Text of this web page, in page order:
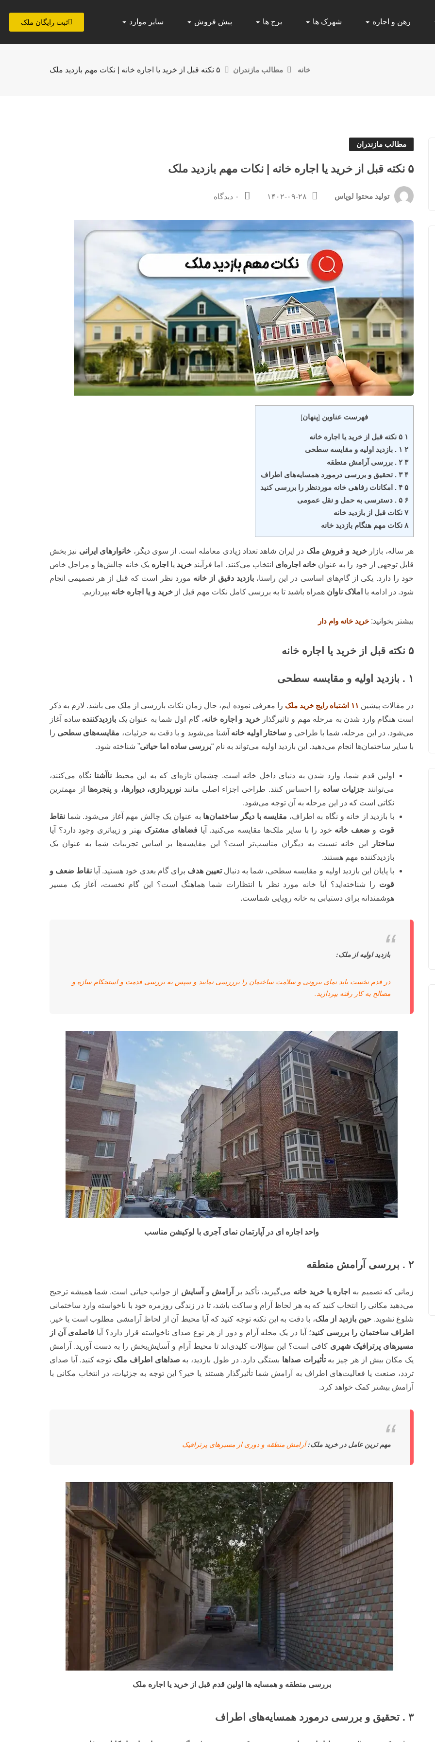
رهن و اجاره شهرک ها برج ها پیش فروش سایر موارد ثبت رایگان ملک
خانه مطالب مازندران ۵ نکته قبل از خرید یا اجاره خانه | نکات مهم بازدید ملک
مطالب مازندران
۵ نکته قبل از خرید یا اجاره خانه | نکات مهم بازدید ملک
تولید محتوا لوپاس ۱۴۰۲-۰۹-۲۸ ۰ دیدگاه
فهرست عناوین [پنهان]
۱ ۵ نکته قبل از خرید یا اجاره خانه
۲ ۱ . بازدید اولیه و مقایسه سطحی
۳ ۲ . بررسی آرامش منطقه
۴ ۳ . تحقیق و بررسی درمورد همسایه‌های اطراف
۵ ۴ . امکانات رفاهی خانه موردنظر را بررسی کنید
۶ ۵ . دسترسی به حمل و نقل عمومی
۷ نکات قبل از بازدید خانه
۸ نکات مهم هنگام بازدید خانه
هر ساله، بازارخرید و فروش ملک در ایران شاهد تعداد زیادی معامله است. از سوی دیگر، خانوارهای ایرانی نیز بخش
قابل توجهی از خود را به عنوان خانه اجاره‌ای انتخاب می‌کنند. اما فرآیند خرید یا اجاره یک خانه چالش‌ها و مراحل خاص
خود را دارد. یکی از گام‌های اساسی در این راستا،بازدید دقیق از خانه مورد نظر است که قبل از هر تصمیمی انجام
شود. در ادامه با املاک ناوان همراه باشید تا به بررسی کامل نکات مهم قبل از خرید و یا اجاره خانه بپردازیم.
بیشتر بخوانید: خرید خانه وام دار
۵ نکته قبل از خرید یا اجاره خانه
۱ . بازدید اولیه و مقایسه سطحی
در مقالات پیشین ۱۱ اشتباه رایج خرید ملک
را معرفی نموده ایم، حال زمان نکات بازرسی از ملک می باشد. لازم به ذکر
است هنگام وارد شدن به مرحله مهم و تاثیرگذارخرید و اجاره خانه، گام اول شما به عنوان یک بازدیدکننده ساده آغاز
می‌شود. در این مرحله، شما با طراحی و ساختار اولیه خانه آشنا می‌شوید و با دقت به جزئیات، مقایسه‌های سطحی را
با سایر ساختمان‌ها انجام می‌دهید. این بازدید اولیه می‌تواند به نام “بررسی ساده اما حیاتی” شناخته شود.
اولین قدم شما، وارد شدن به دنیای داخل خانه است. چشمان تازه‌ای که به این محیط ناآشنا نگاه می‌کنند،
می‌توانند جزئیات ساده را احساس کنند. طراحی اجزاء اصلی مانند نورپردازی، دیوارها، و پنجره‌ها از مهمترین
نکاتی است که در این مرحله به آن توجه می‌شود.
با بازدید از خانه و نگاه به اطراف، مقایسه با دیگر ساختمان‌ها به عنوان یک چالش مهم آغاز می‌شود. شما نقاط
قوت و ضعف خانه خود را با سایر ملک‌ها مقایسه می‌کنید. آیا فضاهای مشترک بهتر و زیباتری وجود دارد؟ آیا
ساختار
این خانه نسبت به دیگران مناسب‌تر است؟ این مقایسه‌ها بر اساس تجربیات شما به عنوان یک
بازدیدکننده مهم هستند.
با پایان این بازدید اولیه و مقایسه سطحی، شما به دنبالتعیین هدف برای گام بعدی خود هستید. آیا نقاط ضعف و
قوت را شناخته‌اید؟ آیا خانه مورد نظر با انتظارات شما هماهنگ است؟ این گام نخست، آغاز یک مسیر
هوشمندانه برای دستیابی به خانه رویایی شماست.
بازدید اولیه از ملک:
در قدم نخست باید نمای بیرونی و سلامت ساختمان را برررسی نمایید و سپس به بررسی قدمت و استحکام سازه و
مصالح به کار رفته بپردازید.
واحد اجاره ای در آپارتمان نمای آجری با لوکیشن مناسب
۲ . بررسی آرامش منطقه
زمانی که تصمیم به اجاره یا خرید خانه می‌گیرید، تأکید بر آرامش و آسایش از جوانب حیاتی است. شما همیشه ترجیح
می‌دهید مکانی را انتخاب کنید که به هر لحاظ آرام و ساکت باشد، تا در زندگی روزمره خود با ناخواسته وارد ساختمانی
شلوغ نشوید. حین بازدید از ملک، با دقت به این نکته توجه کنید که آیا محیط آن از لحاظ آرامشی مطلوب است یا خیر.
اطراف ساختمان را بررسی کنید؛ آیا در یک محله آرام و دور از هر نوع صدای ناخواسته قرار دارد؟ آیا فاصله‌ی آن از
مسیرهای پرترافیک شهری کافی است؟ این سؤالات کلیدی‌اند تا محیط آرام و آسایش‌بخش را به دست آورید. آرامش
یک مکان بیش از هر چیز بهتأثیرات صداها بستگی دارد. در طول بازدید، به صداهای اطراف ملک توجه کنید. آیا صدای
تردد، صنعت یا فعالیت‌های اطراف به آرامش شما تأثیرگذار هستند یا خیر؟ این توجه به جزئیات، در انتخاب مکانی با
آرامش بیشتر کمک خواهد کرد.
مهم ترین عامل در خرید ملک: آرامش منطقه و دوری از مسیرهای پرترافیک
بررسی منطقه و همسایه ها اولین قدم قبل از خرید یا اجاره ملک
۳ . تحقیق و بررسی درمورد همسایه‌های اطراف